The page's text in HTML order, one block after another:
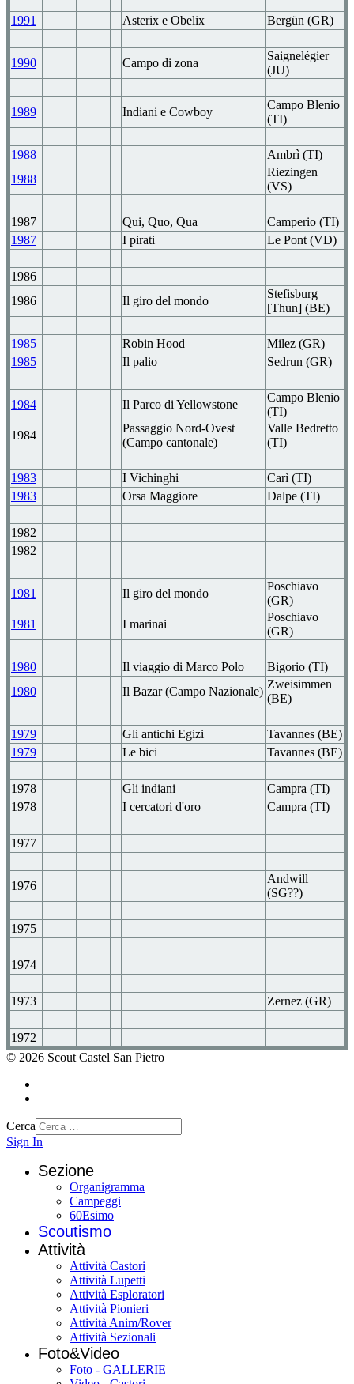
1991 Asterix e Obelix Bergün (GR)
1990 Campo di zona
Saignelégier
(JU)
1989 Indiani e Cowboy
Campo Blenio
(TI)
1988
Ambrì (TI)
1988
Riezingen
(VS)
1987 Qui, Quo, Qua
Camperio (TI)
1987
I pirati Le Pont (VD)
1986
1986
Il giro del mondo
Stefisburg
[Thun] (BE)
1985 Robin Hood
Milez (GR)
1985
Il palio Sedrun (GR)
1984 Il Parco di Yellowstone
Campo Blenio
(TI)
1984
Passaggio Nord-Ovest
(Campo cantonale)
Valle Bedretto
(TI)
1983 I Vichinghi
Carì (TI)
1983
Orsa Maggiore Dalpe (TI)
1982
1982
1981 Il giro del mondo
Poschiavo
(GR)
1981
I marinai
Poschiavo
(GR)
1980 Il viaggio di Marco Polo
Bigorio (TI)
1980
Il Bazar (Campo Nazionale)
Zweisimmen
(BE)
1979 Gli antichi Egizi
Tavannes (BE)
1979
Le bici Tavannes (BE)
1978 Gli indiani
Campra (TI)
1978
I cercatori d'oro Campra (TI)
1977
1976
Andwill
(SG??)
1975
1974
1973 Zernez (GR)
1972
© 2026 Scout Castel San Pietro
Cerca
Sign In
Sezione
Organigramma
Campeggi
60Esimo
Scoutismo
Attività
Attività Castori
Attività Lupetti
Attività Esploratori
Attività Pionieri
Attività Anim/Rover
Attività Sezionali
Foto&Video
Foto - GALLERIE